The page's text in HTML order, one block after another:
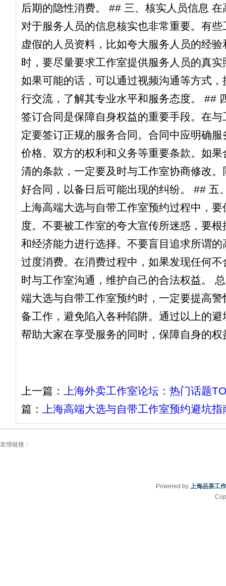
后期的隐性消费。 ## 三、核实人员信息
对于服务人员的信息核实也非常重要。有
虚假的人员资料，比如夸大服务人员的经
时，要尽量要求工作室提供服务人员的真
如果可能的话，可以通过视频沟通等方式
行交流，了解其专业水平和服务态度。 ##
签订合同是保障自身权益的重要手段。在
定要签订正规的服务合同。合同中应明确
价格、双方的权利和义务等重要条款。如
清的条款，一定要及时与工作室协商修改
好合同，以备日后可能出现的纠纷。 ## 五
上海高端大选与自带工作室预约过程中，
度。不要被工作室的夸大宣传所迷惑，要
和经济能力进行选择。不要盲目追求所谓
过度消费。在消费过程中，如果发现任何
时与工作室沟通，维护自己的合法权益。
端大选与自带工作室预约时，一定要提高
备工作，避免陷入各种陷阱。通过以上的
帮助大家在享受服务的同时，保障自身的权
上一篇：
上海外卖工作室论坛：热门话题
篇：
上海高端大选与自带工作室预约避坑
友情链接：
Powered by 上海品茶工